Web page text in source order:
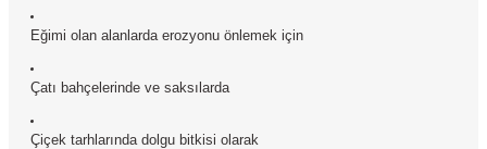
Eğimi olan alanlarda erozyonu önlemek için
Çatı bahçelerinde ve saksılarda
Çiçek tarhlarında dolgu bitkisi olarak